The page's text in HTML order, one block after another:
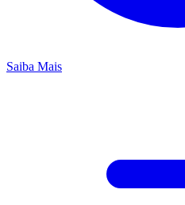
Saiba Mais